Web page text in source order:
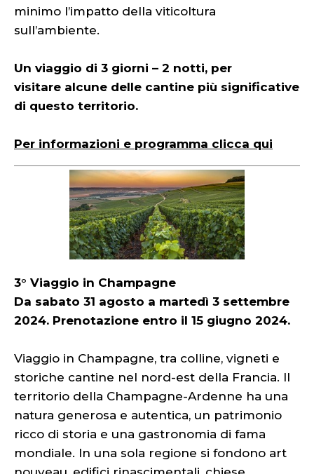
minimo l’impatto della viticoltura
sull’ambiente.
Un viaggio di 3 giorni – 2 notti, per
visitare alcune delle cantine più significative
di questo territorio.
Per informazioni e programma clicca qui
3° Viaggio in Champagne
Da sabato 31 agosto a martedì 3 settembre
2024. Prenotazione entro il 15 giugno 2024.
Viaggio in Champagne, tra colline, vigneti e
storiche cantine nel nord-est della Francia. Il
territorio della Champagne-Ardenne ha una
natura generosa e autentica, un patrimonio
ricco di storia e una gastronomia di fama
mondiale. In una sola regione si fondono art